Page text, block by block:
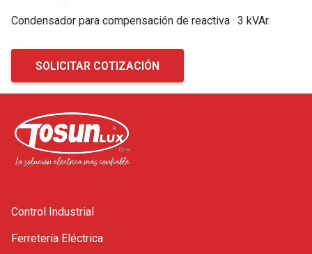
Condensador para compensación de reactiva · 3 kVAr.
SOLICITAR COTIZACIÓN
Control Industrial
Ferretería Eléctrica